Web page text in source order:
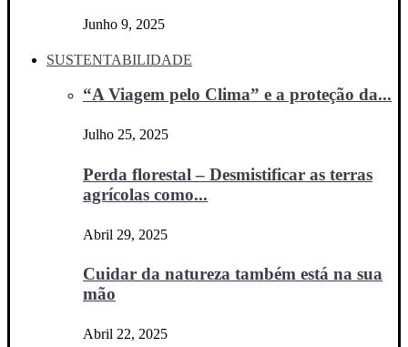
Junho 9, 2025
SUSTENTABILIDADE
“A Viagem pelo Clima” e a proteção da...
Julho 25, 2025
Perda florestal – Desmistificar as terras
agrícolas como...
Abril 29, 2025
Cuidar da natureza também está na sua
mão
Abril 22, 2025